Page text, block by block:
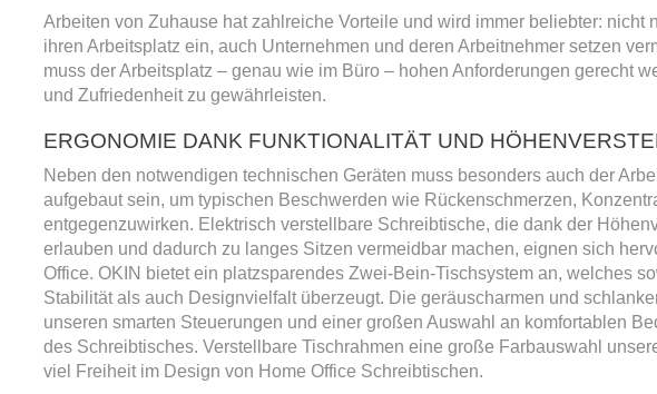
Arbeiten von Zuhause hat zahlreiche Vorteile und wird immer beliebter: nicht
ihren Arbeitsplatz ein, auch Unternehmen und deren Arbeitnehmer setzen
muss der Arbeitsplatz – genau wie im Büro – hohen Anforderungen gerecht
und Zufriedenheit zu gewährleisten.
ERGONOMIE DANK FUNKTIONALITÄT UND
Neben den notwendigen technischen Geräten muss besonders auch der
aufgebaut sein, um typischen Beschwerden wie Rückenschmerzen,
entgegenzuwirken. Elektrisch verstellbare Schreibtische, die dank der
erlauben und dadurch zu langes Sitzen vermeidbar machen, eignen sich
Office. OKIN bietet ein platzsparendes Zwei-Bein-Tischsystem an, welches
Stabilität als auch Designvielfalt überzeugt. Die geräuscharmen und
unseren smarten Steuerungen und einer großen Auswahl an komfortablen
des Schreibtisches. Verstellbare Tischrahmen eine große Farbauswahl
viel Freiheit im Design von Home Office Schreibtischen.